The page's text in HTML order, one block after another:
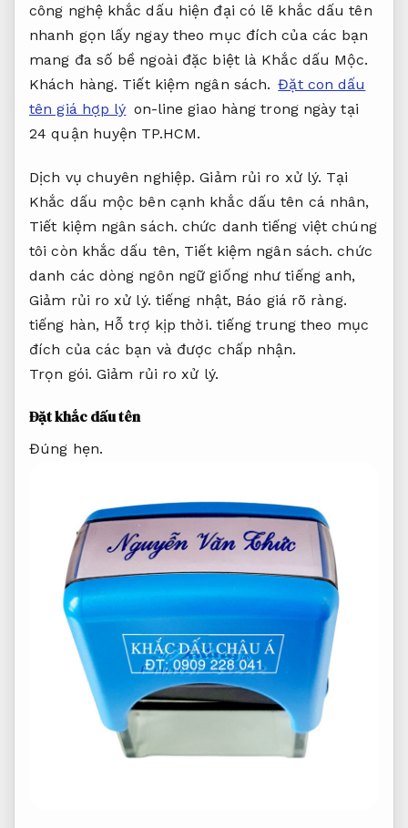
công nghệ khắc dấu hiện đại có lẽ khắc dấu tên
nhanh gọn lấy ngay theo mục đích của các bạn
mang đa số bề ngoài đặc biệt là Khắc dấu Mộc.
Khách hàng. Tiết kiệm ngân sách. Đặt con dấu
tên giá hợp lý on-line giao hàng trong ngày tại
24 quận huyện TP.HCM.
Dịch vụ chuyên nghiệp. Giảm rủi ro xử lý. Tại
Khắc dấu mộc bên cạnh khắc dấu tên cá nhân,
Tiết kiệm ngân sách. chức danh tiếng việt chúng
tôi còn khắc dấu tên, Tiết kiệm ngân sách. chức
danh các dòng ngôn ngữ giống như tiếng anh,
Giảm rủi ro xử lý. tiếng nhật, Báo giá rõ ràng.
tiếng hàn, Hỗ trợ kịp thời. tiếng trung theo mục
đích của các bạn và được chấp nhận.
Trọn gói. Giảm rủi ro xử lý.
Đặt khắc dấu tên
Đúng hẹn.